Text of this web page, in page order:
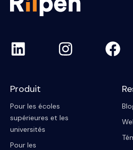
Produit
Pour les écoles
supérieures et les
universités
Pour les